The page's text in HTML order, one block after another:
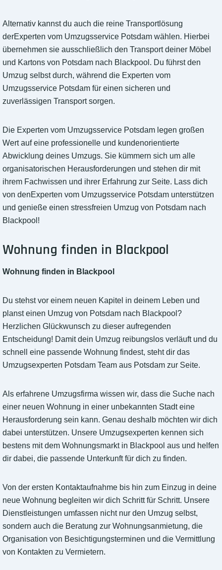
Alternativ kannst du auch die reine Transportlösung
derExperten vom Umzugsservice Potsdam wählen. Hierbei
übernehmen sie ausschließlich den Transport deiner Möbel
und Kartons von Potsdam nach Blackpool. Du führst den
Umzug selbst durch, während die Experten vom
Umzugsservice Potsdam für einen sicheren und
zuverlässigen Transport sorgen.
Die Experten vom Umzugsservice Potsdam legen großen
Wert auf eine professionelle und kundenorientierte
Abwicklung deines Umzugs. Sie kümmern sich um alle
organisatorischen Herausforderungen und stehen dir mit
ihrem Fachwissen und ihrer Erfahrung zur Seite. Lass dich
von denExperten vom Umzugsservice Potsdam unterstützen
und genieße einen stressfreien Umzug von Potsdam nach
Blackpool!
Wohnung finden in Blackpool
Wohnung finden in Blackpool
Du stehst vor einem neuen Kapitel in deinem Leben und
planst einen Umzug von Potsdam nach Blackpool?
Herzlichen Glückwunsch zu dieser aufregenden
Entscheidung! Damit dein Umzug reibungslos verläuft und du
schnell eine passende Wohnung findest, steht dir das
Umzugsexperten Potsdam Team aus Potsdam zur Seite.
Als erfahrene Umzugsfirma wissen wir, dass die Suche nach
einer neuen Wohnung in einer unbekannten Stadt eine
Herausforderung sein kann. Genau deshalb möchten wir dich
dabei unterstützen. Unsere Umzugsexperten kennen sich
bestens mit dem Wohnungsmarkt in Blackpool aus und helfen
dir dabei, die passende Unterkunft für dich zu finden.
Von der ersten Kontaktaufnahme bis hin zum Einzug in deine
neue Wohnung begleiten wir dich Schritt für Schritt. Unsere
Dienstleistungen umfassen nicht nur den Umzug selbst,
sondern auch die Beratung zur Wohnungsanmietung, die
Organisation von Besichtigungsterminen und die Vermittlung
von Kontakten zu Vermietern.